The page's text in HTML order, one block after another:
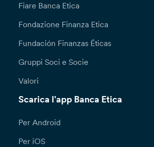
Fiare Banca Etica
Fondazione Finanza Etica
Fundación Finanzas Éticas
Gruppi Soci e Socie
Valori
Scarica l'app Banca Etica
Per Android
Per iOS